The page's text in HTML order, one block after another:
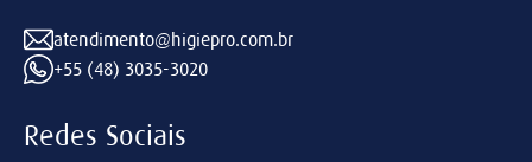
atendimento@higiepro.com.br
+55 (48) 3035-3020
Redes Sociais